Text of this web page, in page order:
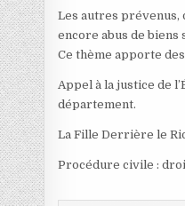
Les autres prévenus,
encore abus de biens
Ce thème apporte
Appel à la justice de
département.
La Fille Derrière le
Procédure civile :